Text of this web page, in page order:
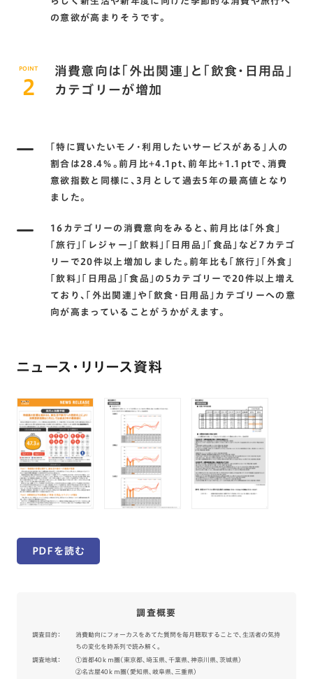
の意欲が高まりそうです。
POINT
2
消費意向は｢外出関連｣と｢飲食･日用品｣
カテゴリーが増加
｢特に買いたいモノ･利用したいサービスがある｣人の
割合は28.4％。前月比+4.1pt､前年比+1.1ptで､消費
意欲指数と同様に､3月として過去5年の最高値となり
ました。
16カテゴリーの消費意向をみると､前月比は｢外食｣
｢旅行｣｢レジャー｣｢飲料｣｢日用品｣｢食品｣など7カテゴ
リーで20件以上増加しました。前年比も｢旅行｣｢外食｣
｢飲料｣｢日用品｣｢食品｣の5カテゴリーで20件以上増え
ており､｢外出関連｣や｢飲食･日用品｣カテゴリーへの意
向が高まっていることがうかがえます。
ニュース・リリース資料
PDFを読む
調査概要
調査目的：
消費動向にフォーカスをあてた質問を毎月聴取することで、生活者の気持
ちの変化を時系列で読み解く。
調査地域：
①首都40ｋｍ圏（東京都、埼玉県、千葉県、神奈川県、茨城県）
②名古屋40ｋｍ圏（愛知県、岐阜県、三重県）